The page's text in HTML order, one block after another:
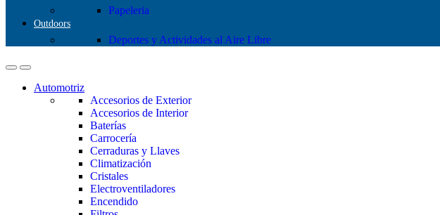
Papeleria
Outdoors
Deportes y Actividades al Aire Libre
Automotriz
Accesorios de Exterior
Accesorios de Interior
Baterías
Carrocería
Cerraduras y Llaves
Climatización
Cristales
Electroventiladores
Encendido